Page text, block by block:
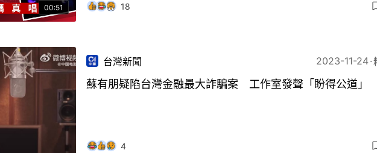
00:51 18
台灣新聞 2023-11-24
蘇有朋疑陷台灣金融最大詐騙案 工作室發聲「盼得公道」
4